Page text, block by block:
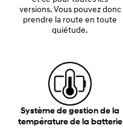
versions. Vous pouvez donc
prendre la route en toute
quiétude.
Système de gestion de la
température de la batterie